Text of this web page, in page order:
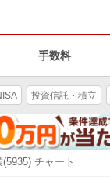
手数料
投資信託・積立
チャート